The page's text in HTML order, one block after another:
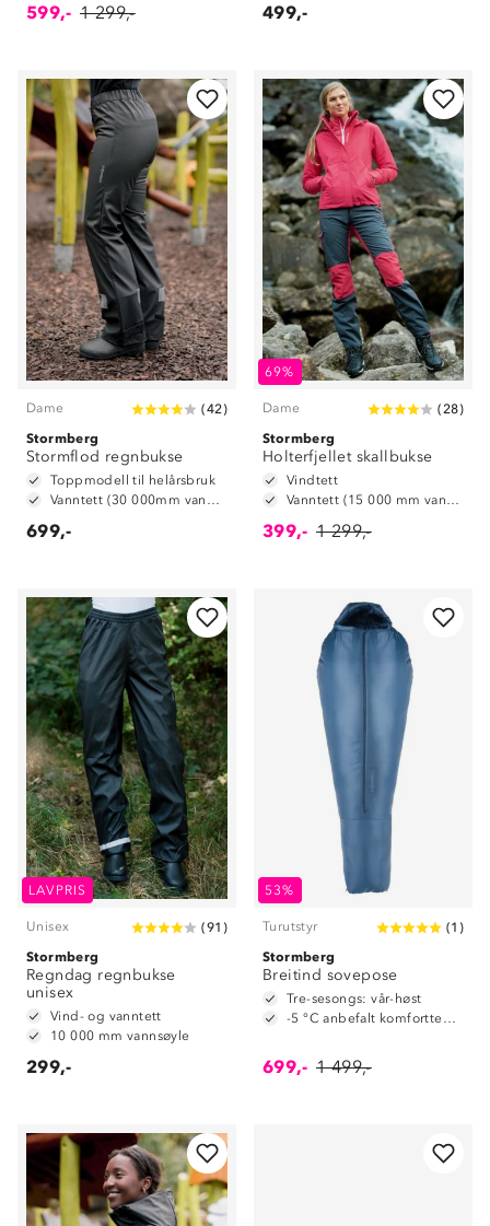
599,- 1 299,- 499,-
Dame (42)
Stormberg
Stormflod regnbukse
Toppmodell til helårsbruk
Vanntett (30 000mm vannsøyle)
699,-
69%
Dame (28)
Stormberg
Holterfjellet skallbukse
Vindtett
Vanntett (15 000 mm vannsøyle)
399,- 1 299,-
LAVPRIS
Unisex (91 )
Stormberg
Regndag regnbukse
unisex
Vind- og vanntett
10 000 mm vannsøyle
299,-
53%
Turutstyr (1 )
Stormberg
Breitind sovepose
Tre-sesongs: vår-høst
-5 °C anbefalt komforttemperatur
699,- 1 499,-